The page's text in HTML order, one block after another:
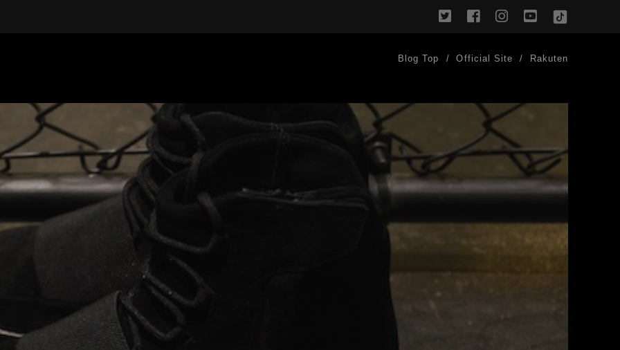
twitterfacebookinstagram
youtube
TikTok
Blog Top Official Site Rakuten